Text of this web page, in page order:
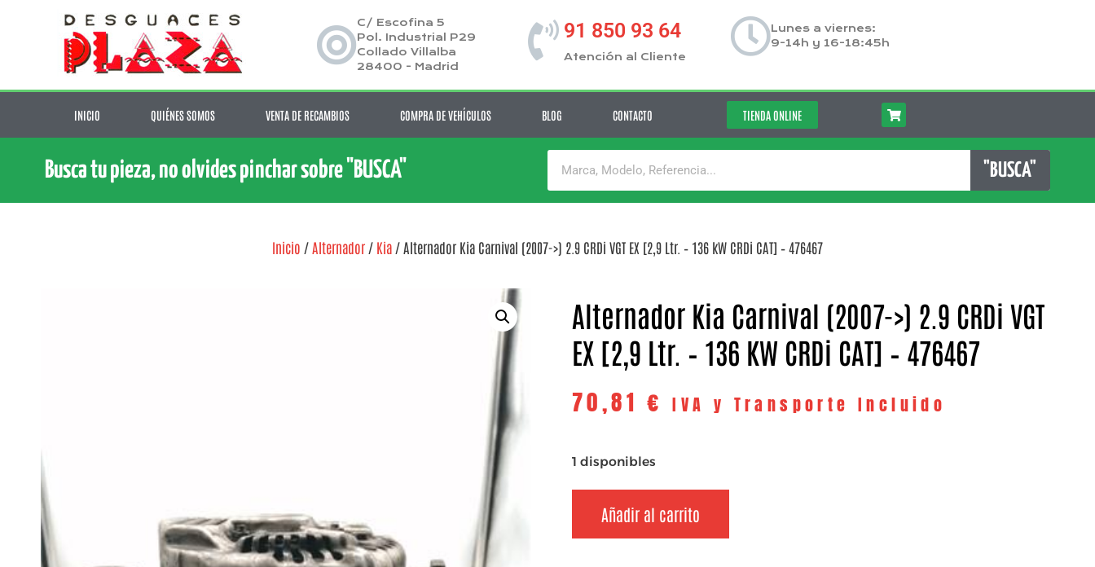
C/ Escofina 5
Pol. Industrial P29
Collado Villalba
28400 - Madrid
91 850 93 64
Atención al Cliente
Lunes a viernes:
9-14h y 16-18:45h
INICIO QUIÉNES SOMOS VENTA DE RECAMBIOS COMPRA DE VEHÍCULOS BLOG CONTACTO TIENDA ONLINE
Busca tu pieza, no olvides pinchar sobre "BUSCA" "BUSCA"
Inicio / Alternador / Kia / Alternador Kia Carnival (2007->) 2.9 CRDi VGT EX [2,9 Ltr. – 136 kW CRDi CAT] – 476467
Alternador Kia Carnival (2007->) 2.9 CRDi VGT
EX [2,9 Ltr. – 136 KW CRDi CAT] – 476467
70,81€ IVA y Transporte Incluido
1 disponibles
Añadir al carrito